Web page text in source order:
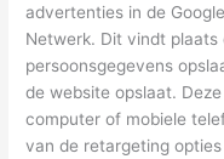
advertenties in de
Netwerk. Dit vindt plaats
persoonsgegevens
de website opslaat.
computer of mobiele
van de retargeting